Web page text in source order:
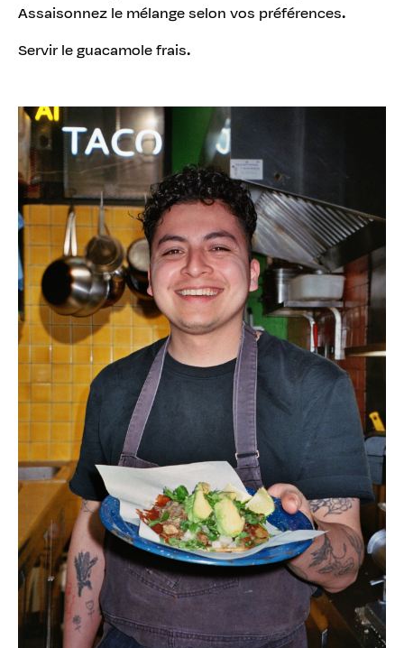
Assaisonnez le mélange selon vos préférences.
Servir le guacamole frais.